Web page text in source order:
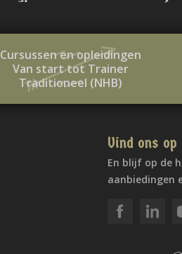
Cursussen en opleidingen
Van start tot Trainer
Traditioneel (NHB)
Vind ons
En blijf op de
aanbiedingen